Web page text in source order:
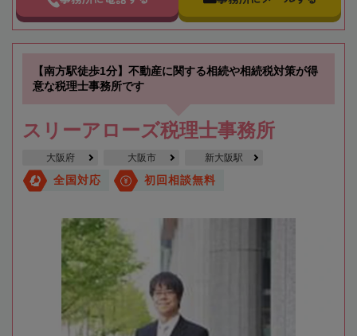
【南方駅徒歩1分】不動産に関する相続や相続税対策が得
意な税理士事務所です
スリーアローズ税理士事務所
大阪府 大阪市 新大阪駅
全国対応 初回相談無料